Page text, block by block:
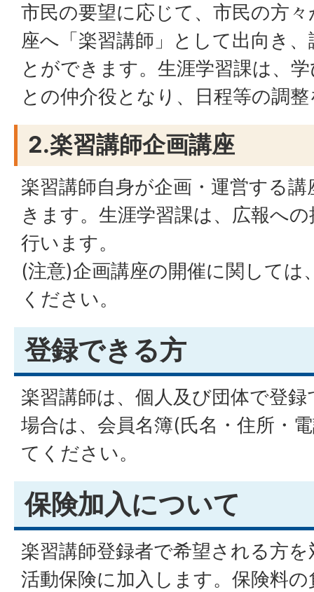
市民の要望に応じて、市民の方
座へ「楽習講師」として出向き
とができます。生涯学習課は、
との仲介役となり、日程等の調
2.楽習講師企画講座
楽習講師自身が企画・運営する
きます。生涯学習課は、広報へ
行います。
(注意)企画講座の開催に関しては
ください。
登録できる方
楽習講師は、個人及び団体で登
場合は、会員名簿(氏名・住所・
てください。
保険加入について
楽習講師登録者で希望される方
活動保険に加入します。保険料